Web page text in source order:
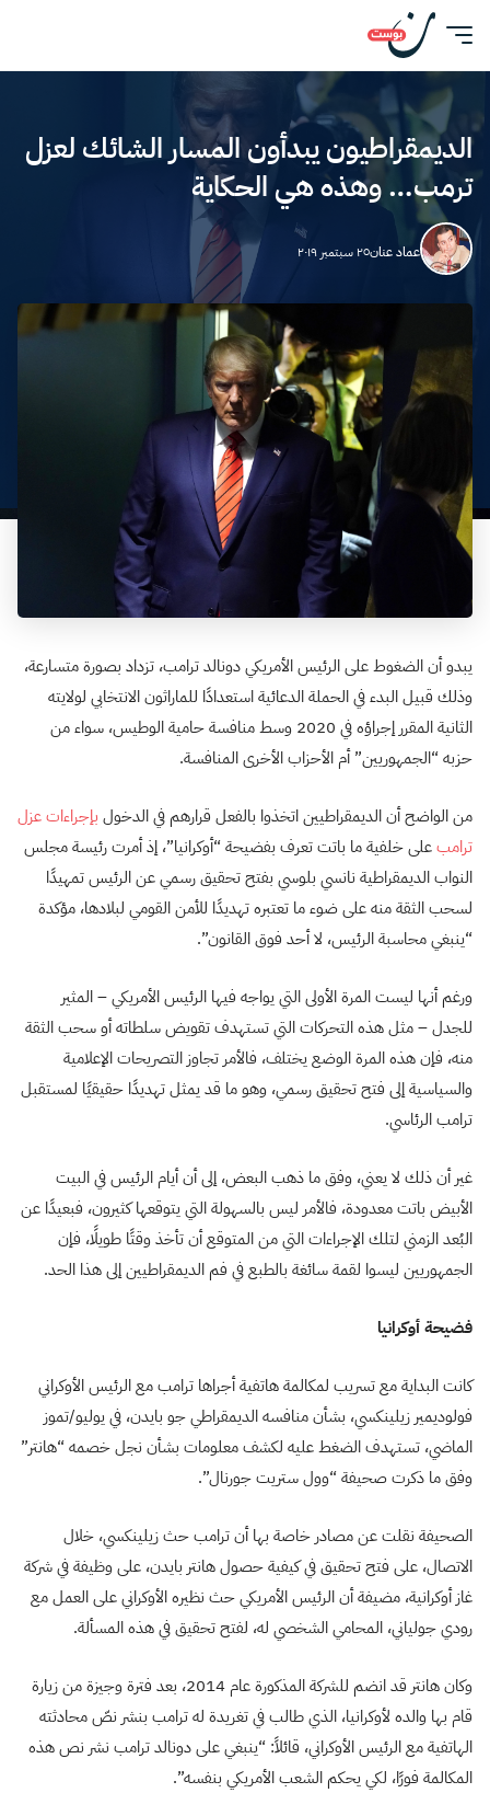
الديمقراطيون يبدأون المسار الشائك لعزل
ترمب… وهذه هي الحكاية
عماد عنان٢٥ سبتمبر ٢٠١٩
يبدو أن الضغوط على الرئيس الأمريكي دونالد ترامب، تزداد بصورة متسارعة،
وذلك قبيل البدء في الحملة الدعائية استعدادًا للماراثون الانتخابي لولايته
الثانية المقرر إجراؤه في 2020 وسط منافسة حامية الوطيس، سواء من
حزبه “الجمهوريين” أم الأحزاب الأخرى المنافسة.
من الواضح أن الديمقراطيين اتخذوا بالفعل قرارهم في الدخول بإجراءات عزل
ترامبعلى خلفية ما باتت تعرف بفضيحة “أوكرانيا”، إذ أمرت رئيسة مجلس
النواب الديمقراطية نانسي بلوسي بفتح تحقيق رسمي عن الرئيس تمهيدًا
لسحب الثقة منه على ضوء ما تعتبره تهديدًا للأمن القومي لبلادها، مؤكدة
“ينبغي محاسبة الرئيس، لا أحد فوق القانون”.
ورغم أنها ليست المرة الأولى التي يواجه فيها الرئيس الأمريكي – المثير
للجدل – مثل هذه التحركات التي تستهدف تقويض سلطاته أو سحب الثقة
منه، فإن هذه المرة الوضع يختلف، فالأمر تجاوز التصريحات الإعلامية
والسياسية إلى فتح تحقيق رسمي، وهو ما قد يمثل تهديدًا حقيقيًا لمستقبل
ترامب الرئاسي.
غير أن ذلك لا يعني، وفق ما ذهب البعض، إلى أن أيام الرئيس في البيت
الأبيض باتت معدودة، فالأمر ليس بالسهولة التي يتوقعها كثيرون، فبعيدًا عن
البُعد الزمني لتلك الإجراءات التي من المتوقع أن تأخذ وقتًا طويلًا، فإن
الجمهوريين ليسوا لقمة سائغة بالطبع في فم الديمقراطيين إلى هذا الحد.
فضيحة أوكرانيا
كانت البداية مع تسريب لمكالمة هاتفية أجراها ترامب مع الرئيس الأوكراني
فولوديمير زيلينكسي، بشأن منافسه الديمقراطي جو بايدن، في يوليو/تموز
الماضي، تستهدف الضغط عليه لكشف معلومات بشأن نجل خصمه “هانتر”
وفق ما ذكرت صحيفة “وول ستريت جورنال”.
الصحيفة نقلت عن مصادر خاصة بها أن ترامب حث زيلينكسي، خلال
الاتصال، على فتح تحقيق في كيفية حصول هانتر بايدن، على وظيفة في شركة
غاز أوكرانية، مضيفة أن الرئيس الأمريكي حث نظيره الأوكراني على العمل مع
رودي جولياني، المحامي الشخصي له، لفتح تحقيق في هذه المسألة.
وكان هانتر قد انضم للشركة المذكورة عام 2014، بعد فترة وجيزة من زيارة
قام بها والده لأوكرانيا، الذي طالب في تغريدة له ترامب بنشر نصّ محادثته
الهاتفية مع الرئيس الأوكراني، قائلاً: “ينبغي على دونالد ترامب نشر نص هذه
المكالمة فورًا، لكي يحكم الشعب الأمريكي بنفسه”.